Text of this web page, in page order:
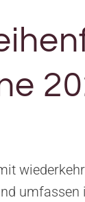
umfassen